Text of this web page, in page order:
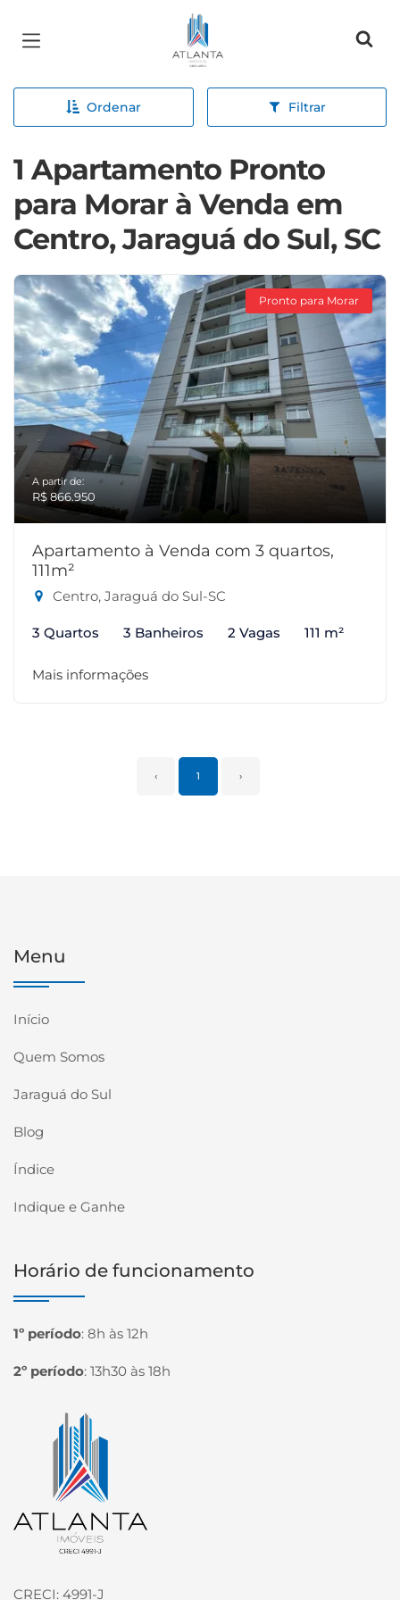
Página inicial
Ordenar Filtrar
1 Apartamento Pronto
para Morar à Venda em
Centro, Jaraguá do Sul, SC
Pronto para Morar
A partir de:
R$ 866.950
Apartamento à Venda com 3 quartos,
111m²
Centro, Jaraguá do Sul-SC
3 Quartos 3 Banheiros 2 Vagas 111 m²
Mais informações
‹ 1 ›
Menu
Início
Quem Somos
Jaraguá do Sul
Blog
Índice
Indique e Ganhe
Horário de funcionamento
1º período: 8h às 12h
2º período: 13h30 às 18h
Página inicial
CRECI: 4991-J